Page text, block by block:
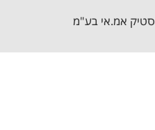
אמ.אי בע"מ